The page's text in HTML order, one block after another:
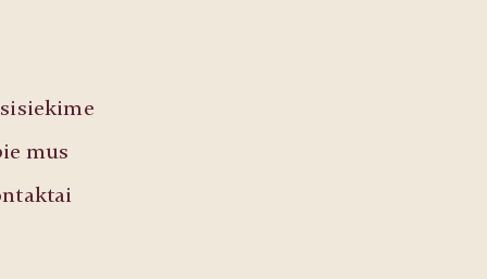
mus